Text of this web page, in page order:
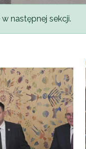
następnej sekcji.